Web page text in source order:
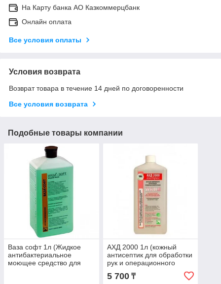
На Карту банка АО Казкоммерцбанк
Онлайн оплата
Все условия оплаты
Условия возврата
Возврат товара в течение 14 дней по договоренности
Все условия возврата
Подобные товары компании
Ваза софт 1л (Жидкое
антибактериальное
моющее средство для
АХД 2000 1л (кожный
антисептик для обработки
рук и операционного
5 700₸